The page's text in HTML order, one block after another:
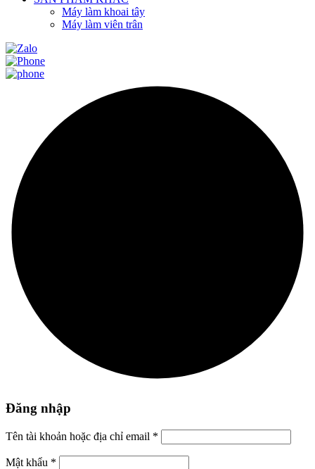
Máy làm khoai tây
Máy làm viên trân
Đăng nhập
Tên tài khoản hoặc địa chỉ email *
Mật khẩu *